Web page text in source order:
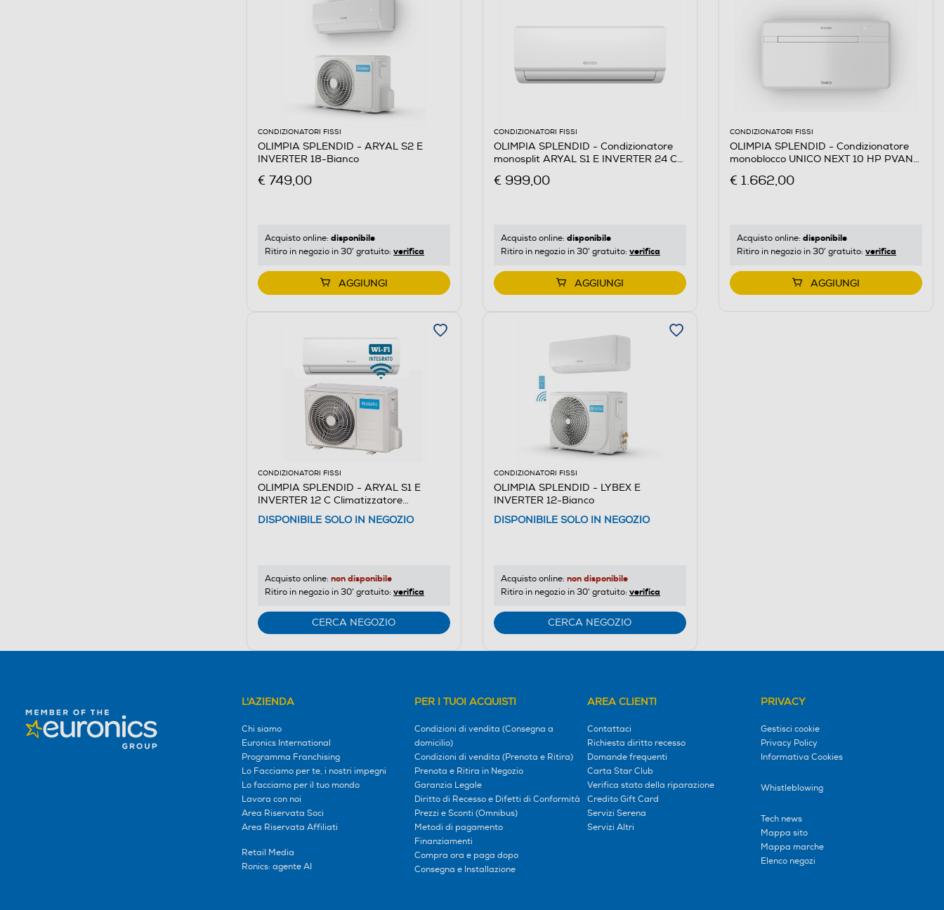
CONDIZIONATORI FISSI
OLIMPIA SPLENDID - ARYAL S2 E
INVERTER 18-Bianco
€ 749,00
Acquisto online: disponibile
Ritiro in negozio in 30' gratuito: verifica
AGGIUNGI
CONDIZIONATORI FISSI
OLIMPIA SPLENDID - Condizionatore
monosplit ARYAL S1 E INVERTER 24 C-
€ 999,00
Acquisto online: disponibile
Ritiro in negozio in 30' gratuito: verifica
AGGIUNGI
CONDIZIONATORI FISSI
OLIMPIA SPLENDID - Condizionatore
monoblocco UNICO NEXT 10 HP PVAN-
€ 1.662,00
Acquisto online: disponibile
Ritiro in negozio in 30' gratuito: verifica
AGGIUNGI
CONDIZIONATORI FISSI
OLIMPIA SPLENDID - ARYAL S1 E
INVERTER 12 C Climatizzatore
monosplit
DISPONIBILE SOLO IN NEGOZIO
Acquisto online: non disponibile
Ritiro in negozio in 30' gratuito: verifica
CERCA NEGOZIO
CONDIZIONATORI FISSI
OLIMPIA SPLENDID - LYBEX E
INVERTER 12-Bianco
DISPONIBILE SOLO IN NEGOZIO
Acquisto online: non disponibile
Ritiro in negozio in 30' gratuito: verifica
CERCA NEGOZIO
L'AZIENDA
Chi siamo
Euronics International
Programma Franchising
Lo Facciamo per te, i nostri impegni
Lo facciamo per il tuo mondo
Lavora con noi
Area Riservata Soci
Area Riservata Affiliati
Retail Media
Ronics: agente AI
PER I TUOI ACQUISTI
Condizioni di vendita (Consegna a
domicilio)
Condizioni di vendita (Prenota e Ritira)
Prenota e Ritira in Negozio
Garanzia Legale
Diritto di Recesso e Difetti di Conformità
Prezzi e Sconti (Omnibus)
Metodi di pagamento
Finanziamenti
Compra ora e paga dopo
Consegna e Installazione
AREA CLIENTI
Contattaci
Richiesta diritto recesso
Domande frequenti
Carta Star Club
Verifica stato della riparazione
Credito Gift Card
Servizi Serena
Servizi Altri
PRIVACY
Gestisci cookie
Privacy Policy
Informativa Cookies
Whistleblowing
Tech news
Mappa sito
Mappa marche
Elenco negozi